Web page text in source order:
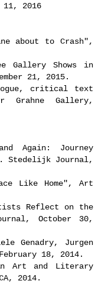
11, 2016
about to Crash",
Gallery Shows in
21, 2015.
critical text
Grahne Gallery,
Again: Journey
Stedelijk Journal,
Like Home", Art
Reflect on the
October 30,
Genadry, Jurgen
18, 2014.
Art and Literary
2014.